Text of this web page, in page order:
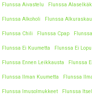
Flunssa Aivastelu Flunssa
Flunssa Alkoholi Flunssa
Flunssa Chili Flunssa Cpap
Flunssa Ei Kuumetta Flunssa Ei Lopu
Flunssa Ennen Leikkausta Flunssa
Flunssa Ilman Kuumetta Flunssa
Flunssa Imusolmukkeet Flunssa